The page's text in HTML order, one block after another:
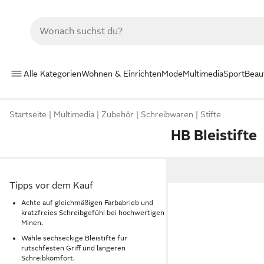
Alle KategorienWohnen & EinrichtenModeMultimediaSport
Startseite Multimedia Zubehör Schreibwaren Stifte
HB Bleistifte
Tipps vor dem Kauf
Achte auf gleichmäßigen Farbabrieb und
kratzfreies Schreibgefühl bei hochwertigen
Minen.
Wähle sechseckige Bleistifte für
rutschfesten Griff und längeren
Schreibkomfort.